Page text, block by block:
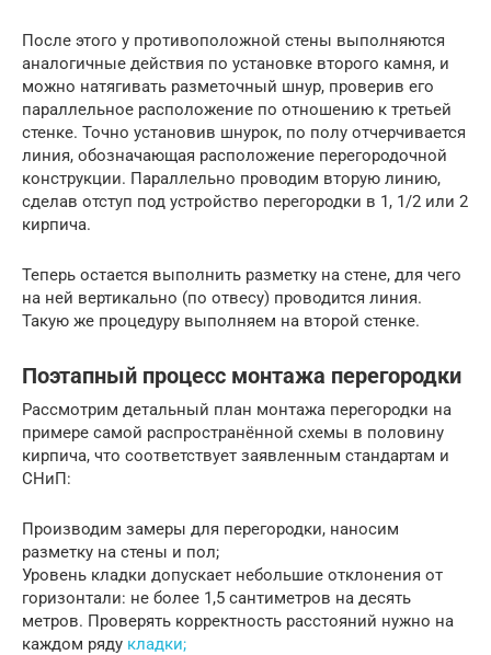
После этого у противоположной стены выполняются
аналогичные действия по установке второго камня, и
можно натягивать разметочный шнур, проверив его
параллельное расположение по отношению к третьей
стенке. Точно установив шнурок, по полу отчерчивается
линия, обозначающая расположение перегородочной
конструкции. Параллельно проводим вторую линию,
сделав отступ под устройство перегородки в 1, 1/2 или 2
кирпича.
Теперь остается выполнить разметку на стене, для чего
на ней вертикально (по отвесу) проводится линия.
Такую же процедуру выполняем на второй стенке.
Поэтапный процесс монтажа перегородки
Рассмотрим детальный план монтажа перегородки на
примере самой распространённой схемы в половину
кирпича, что соответствует заявленным стандартам и
СНиП:
Производим замеры для перегородки, наносим
разметку на стены и пол;
Уровень кладки допускает небольшие отклонения от
горизонтали: не более 1,5 сантиметров на десять
метров. Проверять корректность расстояний нужно на
каждом ряду кладки;